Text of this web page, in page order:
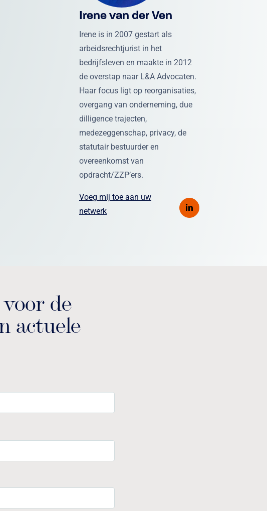
Irene van der Ven
Irene is in 2007 gestart als
arbeidsrechtjurist in het
bedrijfsleven en maakte in 2012
de overstap naar L&A Advocaten.
Haar focus ligt op reorganisaties,
overgang van onderneming, due
dilligence trajecten,
medezeggenschap, privacy, de
statutair bestuurder en
overeenkomst van
opdracht/ZZP’ers.
Voeg mij toe aan uw
netwerk
de
actuele